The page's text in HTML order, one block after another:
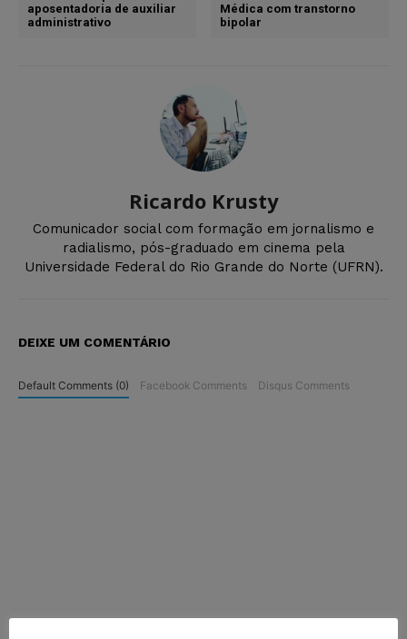
aposentadoria de auxiliar
administrativo
Médica com transtorno
bipolar
Ricardo Krusty
Comunicador social com formação em jornalismo e
radialismo, pós-graduado em cinema pela
Universidade Federal do Rio Grande do Norte (UFRN).
DEIXE UM COMENTÁRIO
Default Comments (0) Facebook Comments Disqus Comments